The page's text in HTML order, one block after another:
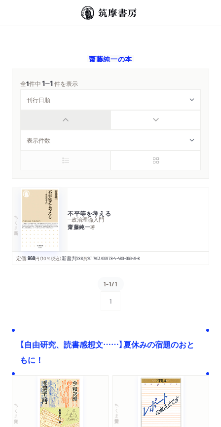
齋藤純一の本
全1件中1─1件を表示
ちくま新書 不平等を考える
─政治理論入門
齋藤純一著
定価:968円 （10％税込）新書判288頁2017/03/06978-4-480-06949-8
1-1/1
1
【自由研究、読書感想文……】夏休みの宿題のおと
もに！
ちくま文庫 ちくま学芸文庫